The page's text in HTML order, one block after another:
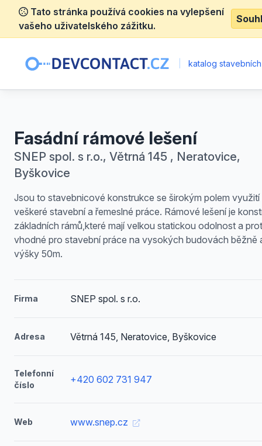
Tato stránka používá cookies na vylepšení
vašeho uživatelského zážitku.
katalog
Fasádní rámové lešení
SNEP spol. s r.o., Větrná 145 , Neratovice,
Byškovice
Jsou to stavebnicové konstrukce se širokým polem využití
veškeré stavební a řemeslné práce. Rámové lešení je
základních rámů,které mají velkou statickou odolnost a
vhodné pro stavební práce na vysokých budovách běžně
výšky 50m.
Firma SNEP spol. s r.o.
Adresa Větrná 145, Neratovice, Byškovice
Telefonní
číslo
+420 602 731 947
Web www.snep.cz